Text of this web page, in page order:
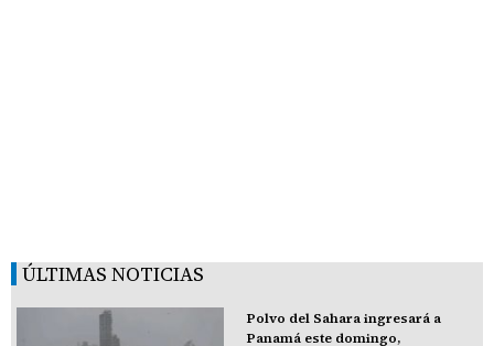
ÚLTIMAS NOTICIAS
Polvo del Sahara ingresará a
Panamá este domingo,